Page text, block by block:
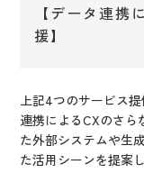
【データ連携
援】
上記4つのサービス
連携によるCXのさら
た外部システムや生
た活用シーンを提案し